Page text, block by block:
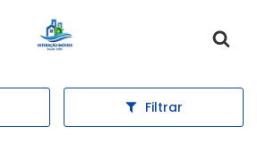
Página inicial
Filtrar